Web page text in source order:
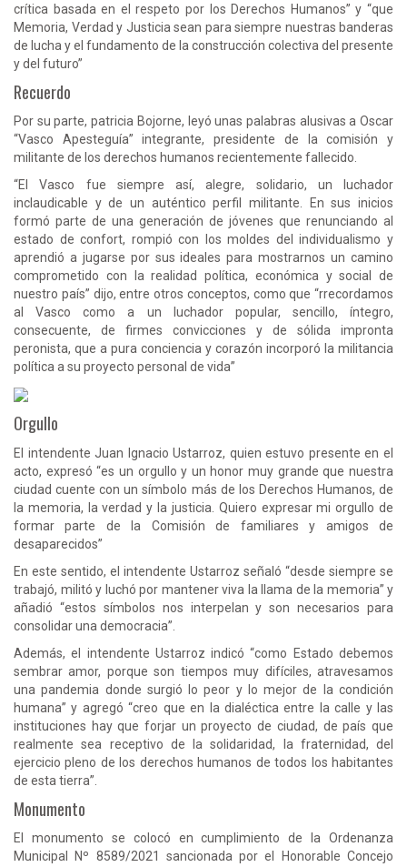
crítica basada en el respeto por los Derechos Humanos” y “que
Memoria, Verdad y Justicia sean para siempre nuestras banderas
de lucha y el fundamento de la construcción colectiva del presente
y del futuro”
Recuerdo
Por su parte, patricia Bojorne, leyó unas palabras alusivas a Oscar
“Vasco Apesteguía” integrante, presidente de la comisión y
militante de los derechos humanos recientemente fallecido.
“El Vasco fue siempre así, alegre, solidario, un luchador
inclaudicable y de un auténtico perfil militante. En sus inicios
formó parte de una generación de jóvenes que renunciando al
estado de confort, rompió con los moldes del individualismo y
aprendió a jugarse por sus ideales para mostrarnos un camino
comprometido con la realidad política, económica y social de
nuestro país” dijo, entre otros conceptos, como que “rrecordamos
al Vasco como a un luchador popular, sencillo, íntegro,
consecuente, de firmes convicciones y de sólida impronta
peronista, que a pura conciencia y corazón incorporó la militancia
política a su proyecto personal de vida”
Orgullo
El intendente Juan Ignacio Ustarroz, quien estuvo presente en el
acto, expresó “es un orgullo y un honor muy grande que nuestra
ciudad cuente con un símbolo más de los Derechos Humanos, de
la memoria, la verdad y la justicia. Quiero expresar mi orgullo de
formar parte de la Comisión de familiares y amigos de
desaparecidos”
En este sentido, el intendente Ustarroz señaló “desde siempre se
trabajó, militó y luchó por mantener viva la llama de la memoria” y
añadió “estos símbolos nos interpelan y son necesarios para
consolidar una democracia”.
Además, el intendente Ustarroz indicó “como Estado debemos
sembrar amor, porque son tiempos muy difíciles, atravesamos
una pandemia donde surgió lo peor y lo mejor de la condición
humana” y agregó “creo que en la dialéctica entre la calle y las
instituciones hay que forjar un proyecto de ciudad, de país que
realmente sea receptivo de la solidaridad, la fraternidad, del
ejercicio pleno de los derechos humanos de todos los habitantes
de esta tierra”.
Monumento
El monumento se colocó en cumplimiento de la Ordenanza
Municipal Nº 8589/2021 sancionada por el Honorable Concejo